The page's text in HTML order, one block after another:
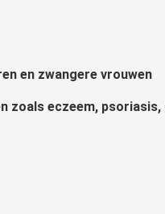
en zwangere vrouwen
zoals eczeem, psoriasis,